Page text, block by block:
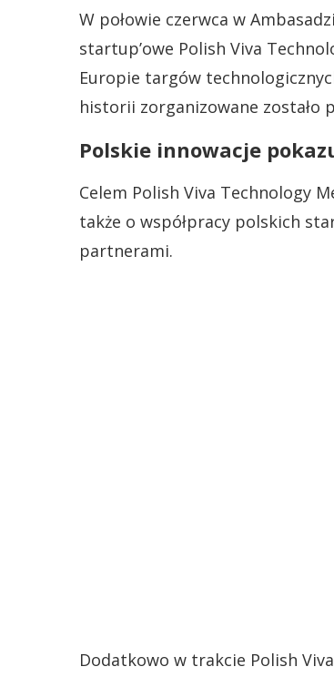
W połowie czerwca w
startup’owe Polish Viva
Europie targów
historii zorganizowane zostało
Polskie innowacje
Celem Polish Viva Technology
także o współpracy polskich
partnerami.
Dodatkowo w trakcie Polish